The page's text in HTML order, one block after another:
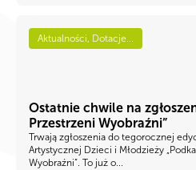
Aktualności, Dotacje...
Ostatnie chwile na
Przestrzeni Wyobraźni”
Trwają zgłoszenia do tegorocznej
Artystycznej Dzieci i Młodzieży
Wyobraźni”. To już o...